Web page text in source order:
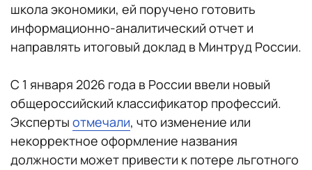
школа экономики, ей поручено готовить
информационно-аналитический отчет и
направлять итоговый доклад в Минтруд России.
С 1 января 2026 года в России ввели новый
общероссийский классификатор профессий.
Эксперты отмечали, что изменение или
некорректное оформление названия
должности может привести к потере льготного